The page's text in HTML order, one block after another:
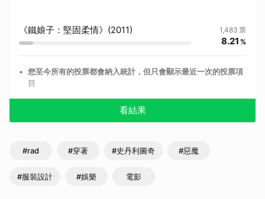
《鐵娘子：堅固柔情》(2011) 1,483 票
8.21 %
• 您至今所有的投票都會納入統計，但只會顯示最近一次的投票項
目
看結果
#rad #穿著 #史丹利圖奇 #惡魔
#服裝設計 #娛樂 電影